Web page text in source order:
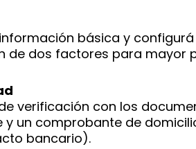
básica y
de dos factores para mayor
verificación con los
un comprobante de
bancario).